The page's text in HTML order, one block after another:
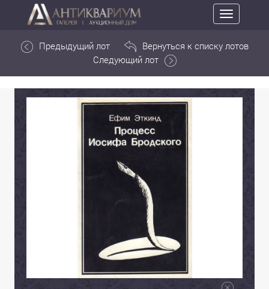
Toggle
navigation
Предыдущий лот
Вернуться к списку лотов
Следующий лот